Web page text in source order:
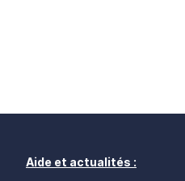
Aide et actualités :